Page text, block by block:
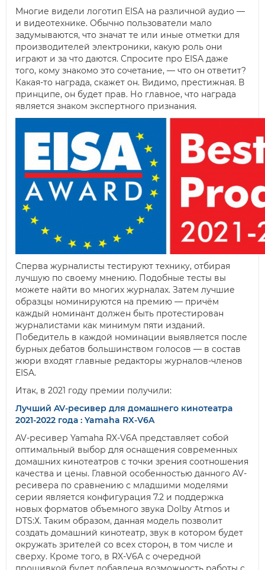
Многие видели логотип EISA на различной аудио —
и видеотехнике. Обычно пользователи мало
задумываются, что значат те или иные отметки для
производителей электроники, какую роль они
играют и за что даются. Спросите про EISA даже
того, кому знакомо это сочетание, — что он ответит?
Какая-то награда, скажет он. Видимо, престижная. В
принципе, он будет прав. Но главное, что награда
является знаком экспертного признания.
Сперва журналисты тестируют технику, отбирая
лучшую по своему мнению. Подобные тесты вы
можете найти во многих журналах. Затем лучшие
образцы номинируются на премию — причём
каждый номинант должен быть протестирован
журналистами как минимум пяти изданий.
Победитель в каждой номинации выявляется после
бурных дебатов большинством голосов — в состав
жюри входят главные редакторы журналов-членов
EISA.
Итак, в 2021 году премии получили:
Лучший AV-ресивер для домашнего кинотеатра
2021-2022 года : Yamaha RX-V6A
AV-ресивер Yamaha RX-V6A представляет собой
оптимальный выбор для оснащения современных
домашних кинотеатров с точки зрения соотношения
качества и цены. Главной особенностью данного AV-
ресивера по сравнению с младшими моделями
серии является конфигурация 7.2 и поддержка
новых форматов объемного звука Dolby Atmos и
DTS:Х. Таким образом, данная модель позволит
создать домашний кинотеатр, звук в котором будет
окружать зрителей со всех сторон, в том числе и
сверху. Кроме того, в RX-V6A с очередной